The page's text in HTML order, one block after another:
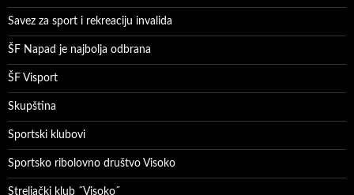
Savez za sport i rekreaciju invalida
ŠF Napad je najbolja odbrana
ŠF Visport
Skupština
Sportski klubovi
Sportsko ribolovno društvo Visoko
Streljački klub ˝Visoko˝